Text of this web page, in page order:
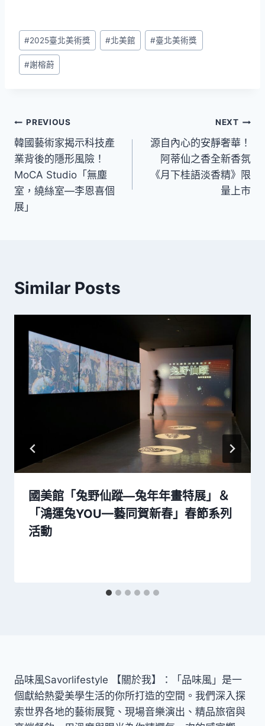
Post
Tags:
#2025臺北美術獎 #北美館 #臺北美術獎
#謝榕蔚
文
章
導
覽
PREVIOUS
韓國藝術家揭示科技產
業背後的隱形風險！
MoCA Studio「無塵
室，繞絲室—李恩喜個
展」
NEXT
源自內心的安靜奢華！
阿蒂仙之香全新香氛
《月下桂語淡香精》限
量上市
Similar Posts
國美館「兔野仙蹤—兔年年畫特展」＆
「鴻運兔YOU—藝同賀新春」春節系列
活動
品味風Savorlifestyle 【關於我】：「品味風」是一
個獻給熱愛美學生活的你所打造的空間。我們深入探
索世界各地的藝術展覽、現場音樂演出、精品旅宿與